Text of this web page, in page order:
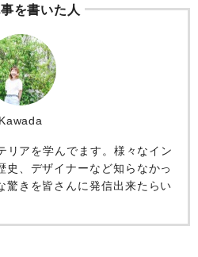
を書いた人
Kawada
リアを学んでます。様々なイン
史、デザイナーなど知らなかっ
驚きを皆さんに発信出来たらい